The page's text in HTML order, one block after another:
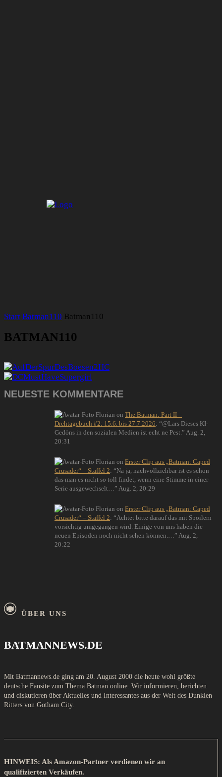
Start Batman110 Batman110
BATMAN110
NEUESTE KOMMENTARE
Florian on The Batman: Part II –
Drehtagebuch #2: 15.6. bis 27.7.2026: “@Lars Dieses KI-
Gedöns in den sozialen Medien ist echt ne Pest. ” Aug. 2,
20:31
Florian on Erster Clip aus „Batman: Caped
Crusader“ – Staffel 2: “Na ja, nachvollziehbar ist es schon
das man es nicht so toll findet, wenn eine Stimme in einer
Serie ausgewechselt… ” Aug. 2, 20:29
Florian on Erster Clip aus „Batman: Caped
Crusader“ – Staffel 2: “Achtet bitte darauf das mit Spoilern
vorsichtig umgegangen wird. Einige von uns haben die
neuen Episoden noch nicht sehen können.… ” Aug. 2,
20:22
ÜBER UNS
BATMANNEWS.DE
Mit Batmannews.de ging am 20. August 2000 die heute wohl größte
deutsche Fansite zum Thema Batman online. Wir informieren, berichten
und diskutieren über Aktuelles und Interessantes aus der Welt des Dunklen
Ritters von Gotham City.
HINWEIS: Als Amazon-Partner verdienen wir an
qualifizierten Verkäufen.